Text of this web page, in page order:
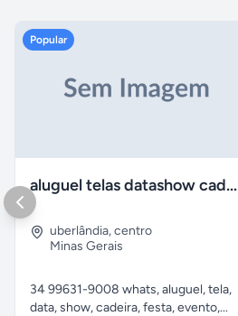
Popular
aluguel telas datashow cadeiras uberlândia
uberlândia,centro
Minas Gerais
34 99631-9008 whats, aluguel, tela,
data, show, cadeira, festa, evento,...